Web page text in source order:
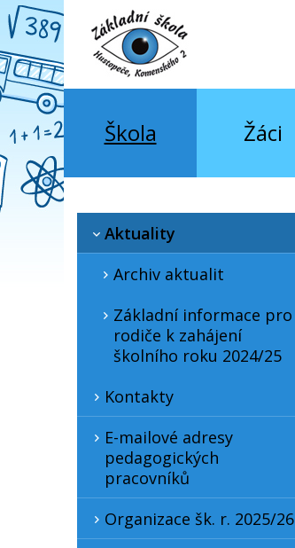
Škola Žáci
Aktuality
Archiv aktualit
Základní informace pro
rodiče k zahájení
školního roku 2024/25
Kontakty
E-mailové adresy
pedagogických
pracovníků
Organizace šk. r. 2025/26